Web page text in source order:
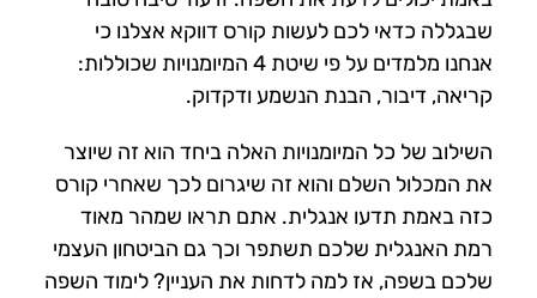
שבגללה כדאי לכם לעשות קורס דווקא אצלנו כי
אנחנו מלמדים על פי שיטת 4 המיומנויות שכוללות:
קריאה, דיבור, הבנת הנשמע ודקדוק.
השילוב של כל המיומנויות האלה ביחד הוא זה שיוצר
את המכלול השלם והוא זה שיגרום לכך שאחרי קורס
כזה באמת תדעו אנגלית. אתם תראו שמהר מאוד
רמת האנגלית שלכם תשתפר וכך גם הביטחון העצמי
שלכם בשפה, אז למה לדחות את העניין? לימוד השפה